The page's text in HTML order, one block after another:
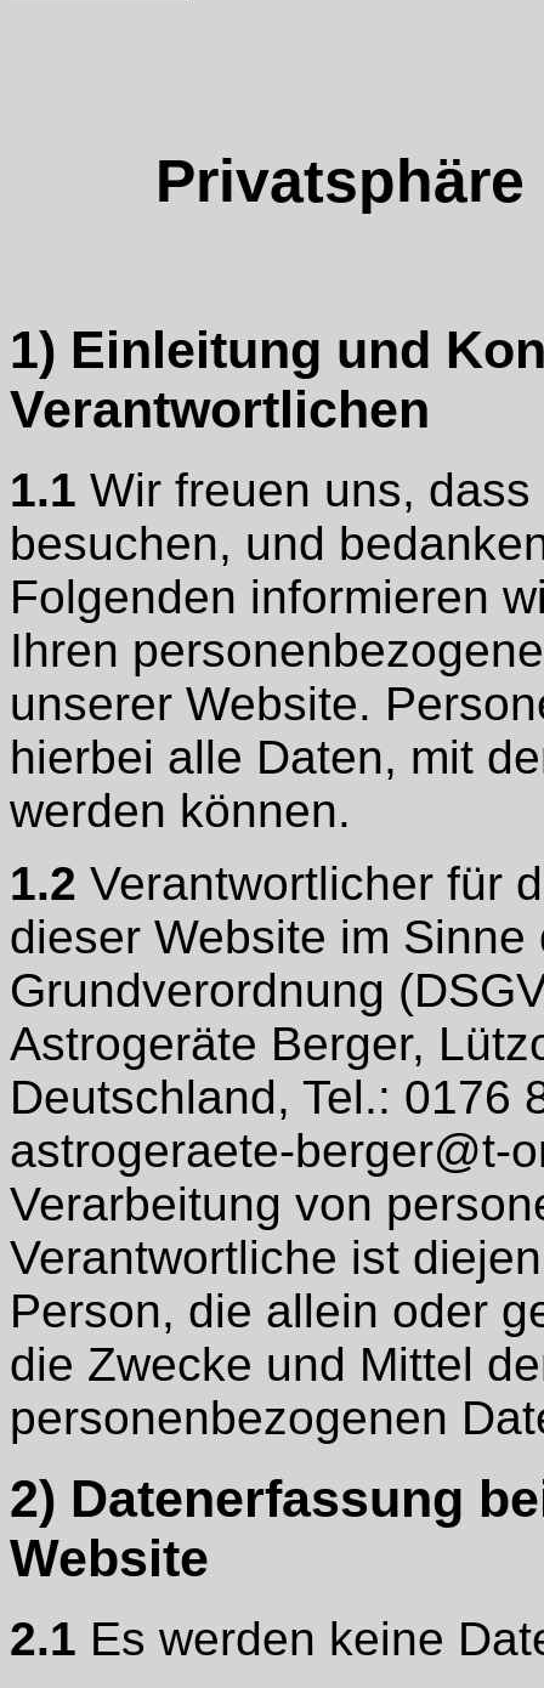
1) Einleitung und
Verantwortlichen
1.1 Wir freuen uns,
besuchen, und
Folgenden informieren
Ihren
unserer Website.
hierbei alle Daten, mit
werden können.
1.2 Verantwortlicher für
dieser Website im
Grundverordnung
Astrogeräte Berger,
Deutschland, Tel.: 0176
astrogeraete-berger@t-
Verarbeitung von
Verantwortliche ist
Person, die allein oder
die Zwecke und Mittel
personenbezogenen
2) Datenerfassung
Website
2.1 Es werden keine